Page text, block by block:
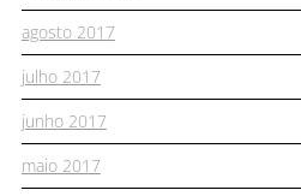
agosto 2017
julho 2017
junho 2017
maio 2017